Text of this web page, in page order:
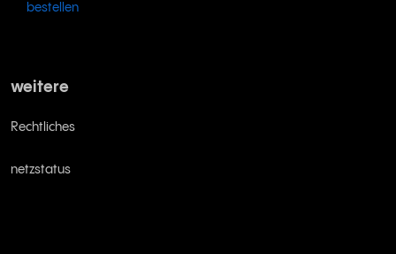
bestellen
weitere
Rechtliches
netzstatus